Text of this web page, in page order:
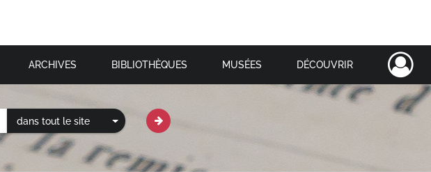
ARCHIVES BIBLIOTHÈQUES MUSÉES DÉCOUVRIR
dans tout le site